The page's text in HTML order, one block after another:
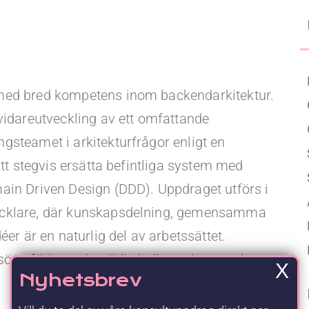
bred kompetens inom backendarkitektur.
av ett omfattande
i arkitekturfrågor enligt en
stegvis ersätta befintliga system med
Driven Design (DDD). Uppdraget utförs i
där kunskapsdelning, gemensamma
är en naturlig del av arbetssättet.
och stödja kollegor inom och
Nyhetsbrev X